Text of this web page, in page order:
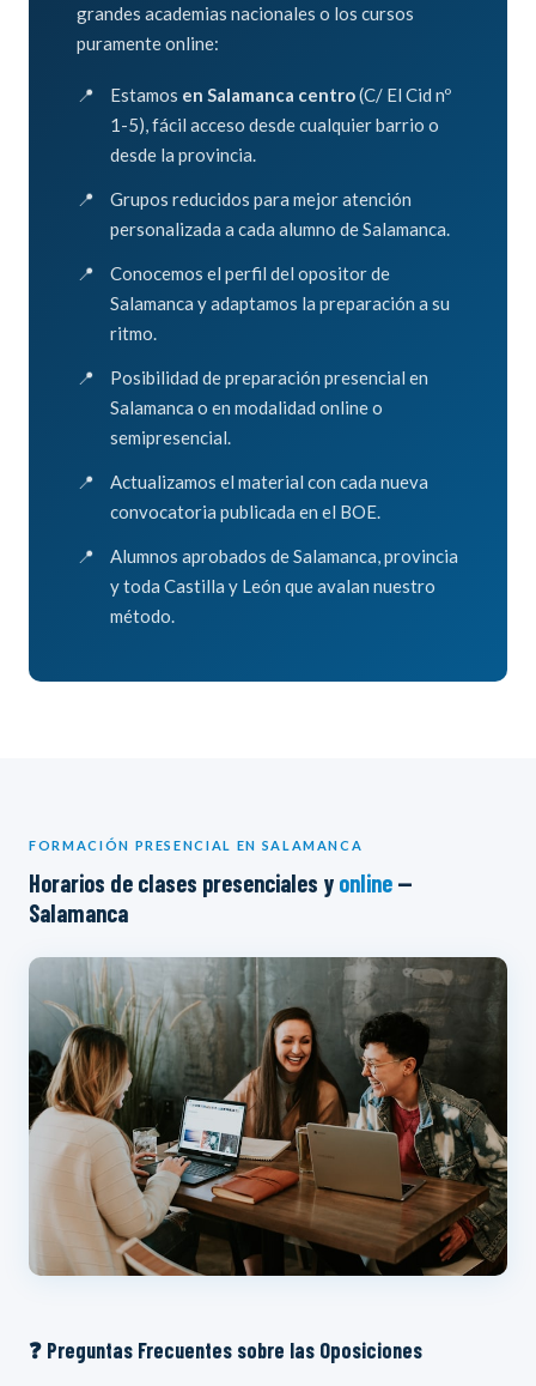
grandes academias nacionales o los cursos
puramente online:
Estamos en Salamanca centro(C/ El Cid nº
1-5), fácil acceso desde cualquier barrio o
desde la provincia.
Grupos reducidos para mejor atención
personalizada a cada alumno de Salamanca.
Conocemos el perfil del opositor de
Salamanca y adaptamos la preparación a su
ritmo.
Posibilidad de preparación presencial en
Salamanca o en modalidad online o
semipresencial.
Actualizamos el material con cada nueva
convocatoria publicada en el BOE.
Alumnos aprobados de Salamanca, provincia
y toda Castilla y León que avalan nuestro
método.
FORMACIÓN PRESENCIAL EN SALAMANCA
Horarios de clases presenciales y online —
Salamanca
❓ Preguntas Frecuentes sobre las Oposiciones